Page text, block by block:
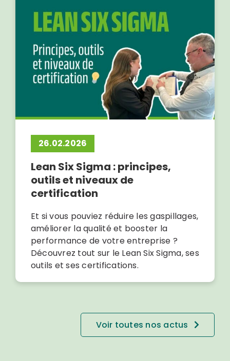
26.02.2026
Lean Six Sigma : principes,
outils et niveaux de
certification
Et si vous pouviez réduire les gaspillages,
améliorer la qualité et booster la
performance de votre entreprise ?
Découvrez tout sur le Lean Six Sigma, ses
outils et ses certifications.
Voir toutes nos actus